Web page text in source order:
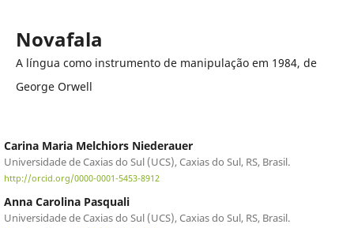
Novafala
A língua como instrumento de manipulação em 1984, de
George Orwell
Carina Maria Melchiors Niederauer
Universidade de Caxias do Sul (UCS), Caxias do Sul, RS, Brasil.
http://orcid.org/0000-0001-5453-8912
Anna Carolina Pasquali
Universidade de Caxias do Sul (UCS), Caxias do Sul, RS, Brasil.